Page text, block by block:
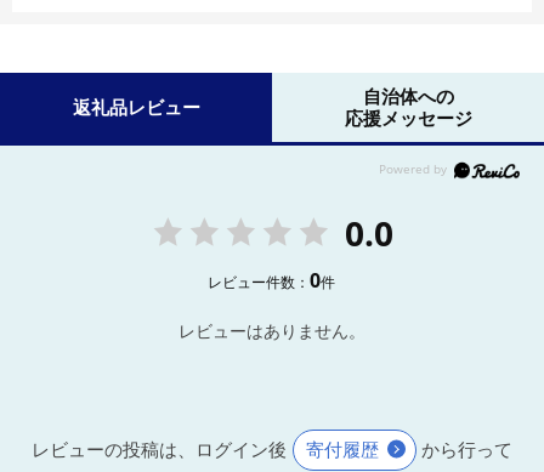
返礼品レビュー
自治体への
応援メッセージ
0.0
レビュー件数：0件
レビューはありません。
レビューの投稿は、ログイン後 寄付履歴
から行って